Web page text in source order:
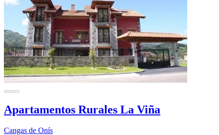
Apartamentos Rurales La Viña
Cangas de Onís